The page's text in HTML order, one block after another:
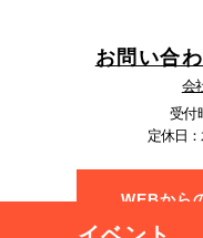
お問い合
会
受付
定休日
WEBから